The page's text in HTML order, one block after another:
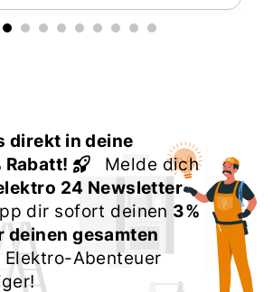
direkt in deine
Rabatt!
Melde dich
24 Newsletter
dir sofort deinen 3%
deinen gesamten
Elektro-Abenteuer